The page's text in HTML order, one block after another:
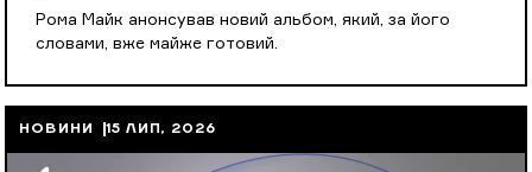
Рома Майк анонсував новий альбом, який, за його
словами, вже майже готовий.
НОВИНИ 15 ЛИП, 2026